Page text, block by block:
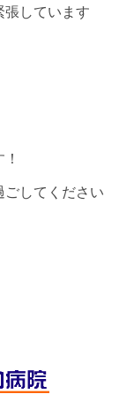
しています
してください